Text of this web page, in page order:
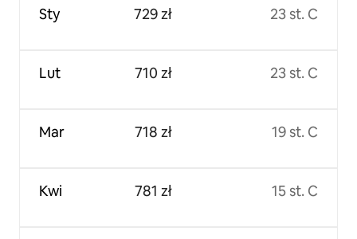
Sty
Lut
Mar
Kwi
729 zł
710 zł
718 zł
781 zł
23 st. C
23 st. C
19 st. C
15 st. C